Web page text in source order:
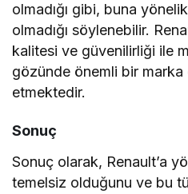
olmadığı gibi, buna
olmadığı söylenebilir.
kalitesi ve güvenilirliği ile
gözünde önemli bir marka
etmektedir.
Sonuç
Sonuç olarak, Renault’a
temelsiz olduğunu ve bu